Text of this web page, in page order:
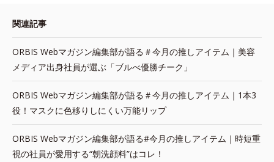
関連記事
ORBIS Webマガジン編集部が語る＃今月の推しアイテム｜美容
メディア出身社員が選ぶ「ブルべ優勝チーク」
ORBIS Webマガジン編集部が語る＃今月の推しアイテム｜1本3
役！マスクに色移りしにくい万能リップ
ORBIS Webマガジン編集部が語る#今月の推しアイテム｜時短重
視の社員が愛用する“朝洗顔料”はコレ！